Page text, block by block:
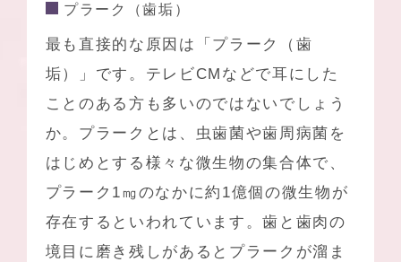
プラーク（歯垢）
最も直接的な原因は「プラーク（歯
垢）」です。テレビCMなどで耳にした
ことのある方も多いのではないでしょう
か。プラークとは、虫歯菌や歯周病菌を
はじめとする様々な微生物の集合体で、
プラーク1㎎のなかに約1億個の微生物が
存在するといわれています。歯と歯肉の
境目に磨き残しがあるとプラークが溜ま